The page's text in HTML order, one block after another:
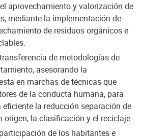
aprovechamiento y valorización de
mediante la implementación de
de residuos orgánicos e
de metodologías de
asesorando la
en marchas de técnicas que
de la conducta humana, para
eficiente la reducción separación de
origen, la clasificación y el reciclaje.
de los habitantes e